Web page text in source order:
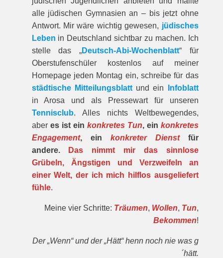
alle jüdischen Gymnasien an – bis jetzt ohne
Antwort. Mir wäre wichtig gewesen, jüdisches
Leben in Deutschland sichtbar zu machen. Ich
stelle das „Deutsch-Abi-Wochenblatt“ für
Oberstufenschüler kostenlos auf meiner
Homepage jeden Montag ein, schreibe für das
städtische Mitteilungsblattund ein
Infoblatt
in Arosa und als Pressewart für unseren
Tennisclub. Alles nichts Weltbewegendes,
aber es ist ein konkretes Tun, ein konkretes
Engagement, ein konkreter Dienstfür
andere.
Das nimmt mir das sinnlose
Grübeln, Ängstigen und Verzweifeln an
einer Welt, der ich mich hilflos ausgeliefert
fühle.
Meine vier Schritte: Träumen, Wollen, Tun,
Bekommen!
Der „Wenn“ und der „Hätt“ henn noch nie was g
´hätt.